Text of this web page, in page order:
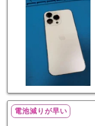
分で改善
電池減りが早い